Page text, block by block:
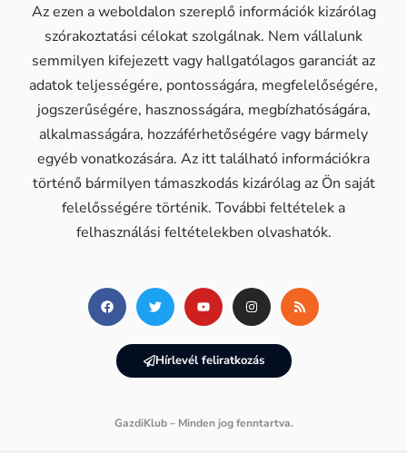
Az ezen a weboldalon szereplő információk kizárólag
szórakoztatási célokat szolgálnak. Nem vállalunk
semmilyen kifejezett vagy hallgatólagos garanciát az
adatok teljességére, pontosságára, megfelelőségére,
jogszerűségére, hasznosságára, megbízhatóságára,
alkalmasságára, hozzáférhetőségére vagy bármely
egyéb vonatkozására. Az itt található információkra
történő bármilyen támaszkodás kizárólag az Ön saját
felelősségére történik. További feltételek a
felhasználási feltételekben olvashatók.
Hírlevél feliratkozás
GazdiKlub – Minden jog fenntartva.